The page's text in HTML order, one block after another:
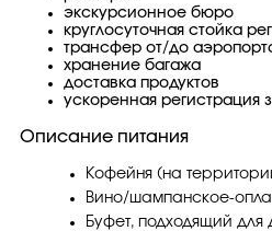
экскурсионное бюро
круглосуточная стойка
трансфер от/до
хранение багажа
доставка продуктов
ускоренная регистрация
Описание питания
Кофейня (на
Вино/шампанское-
Буфет, подходящий для